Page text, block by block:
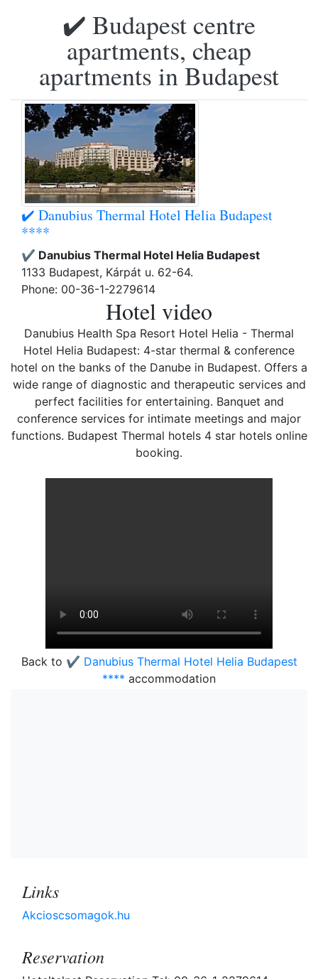
✔️ Budapest centre
apartments, cheap
apartments in Budapest
✔️ Danubius Thermal Hotel Helia Budapest
****
✔️ Danubius Thermal Hotel Helia Budapest
1133 Budapest, Kárpát u. 62-64.
Phone: 00-36-1-2279614
Hotel video
Danubius Health Spa Resort Hotel Helia - Thermal
Hotel Helia Budapest: 4-star thermal & conference
hotel on the banks of the Danube in Budapest. Offers a
wide range of diagnostic and therapeutic services and
perfect facilities for entertaining. Banquet and
conference services for intimate meetings and major
functions. Budapest Thermal hotels 4 star hotels online
booking.
Back to ✔️ Danubius Thermal Hotel Helia Budapest
**** accommodation
Links
Akcioscsomagok.hu
Reservation